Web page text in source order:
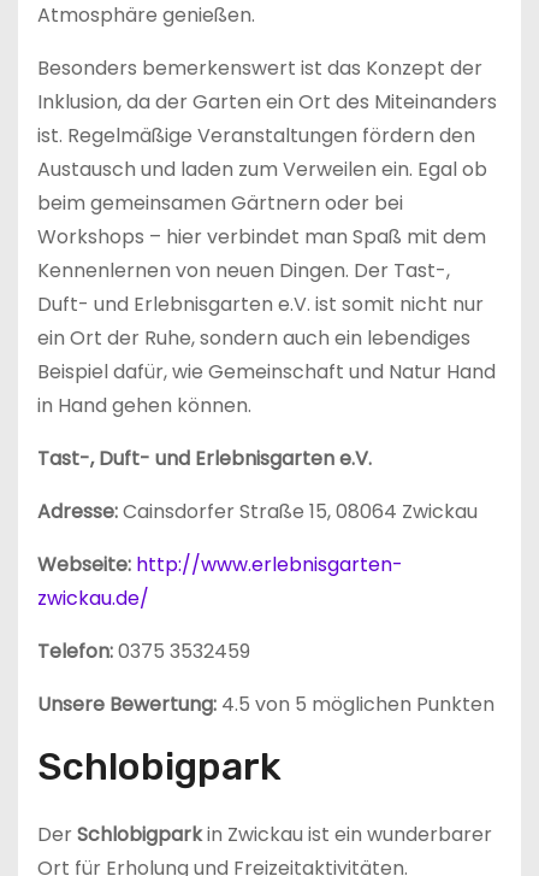
Atmosphäre genießen.
Besonders bemerkenswert ist das Konzept der
Inklusion, da der Garten ein Ort des Miteinanders
ist. Regelmäßige Veranstaltungen fördern den
Austausch und laden zum Verweilen ein. Egal ob
beim gemeinsamen Gärtnern oder bei
Workshops – hier verbindet man Spaß mit dem
Kennenlernen von neuen Dingen. Der Tast-,
Duft- und Erlebnisgarten e.V. ist somit nicht nur
ein Ort der Ruhe, sondern auch ein lebendiges
Beispiel dafür, wie Gemeinschaft und Natur Hand
in Hand gehen können.
Tast-, Duft- und Erlebnisgarten e.V.
Adresse:Cainsdorfer Straße 15, 08064 Zwickau
Webseite: http://www.erlebnisgarten-
zwickau.de/
Telefon:0375 3532459
Unsere Bewertung: 4.5 von 5 möglichen Punkten
Schlobigpark
DerSchlobigparkin Zwickau ist ein wunderbarer
Ort für Erholung und Freizeitaktivitäten.